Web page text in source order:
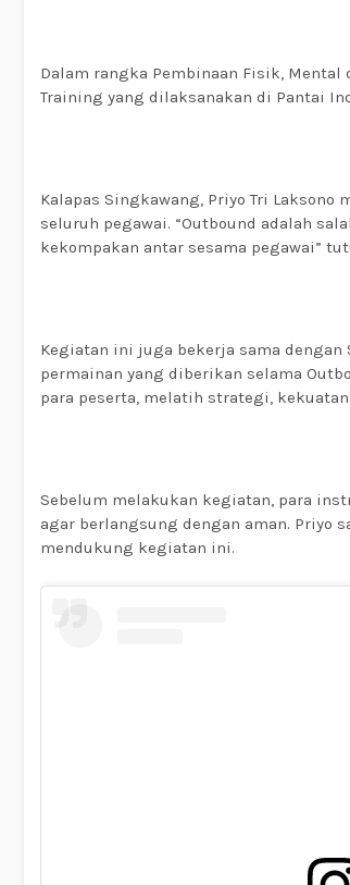
Dalam rangka Pembinaan Fisik,
Training yang dilaksanakan di Pantai
Kalapas Singkawang, Priyo Tri
seluruh pegawai. “Outbound adalah
kekompakan antar sesama pegawai”
Kegiatan ini juga bekerja sama dengan
permainan yang diberikan selama
para peserta, melatih strategi,
Sebelum melakukan kegiatan, para
agar berlangsung dengan aman. Priyo
mendukung kegiatan ini.